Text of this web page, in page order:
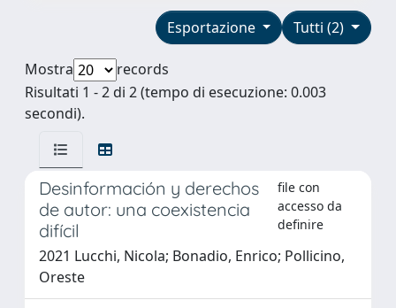
Tutti (2)
Esportazione
Mostra
records
Risultati 1 - 2 di 2 (tempo di esecuzione: 0.003
secondi).
Desinformación y derechos
de autor: una coexistencia
difícil
file con
accesso da
definire
2021 Lucchi, Nicola; Bonadio, Enrico; Pollicino,
Oreste